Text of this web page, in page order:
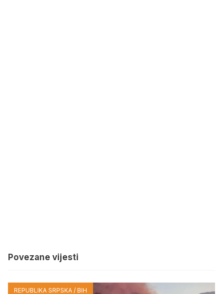
Povezane vijesti
REPUBLIKA SRPSKA / BIH